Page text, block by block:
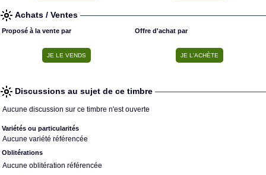
Achats / Ventes
Proposé à la vente par Offre d'achat par
Discussions au sujet de ce timbre
Aucune discussion sur ce timbre n'est ouverte
Variétés ou particularités
Aucune variété référencée
Oblitérations
Aucune oblitération référencée